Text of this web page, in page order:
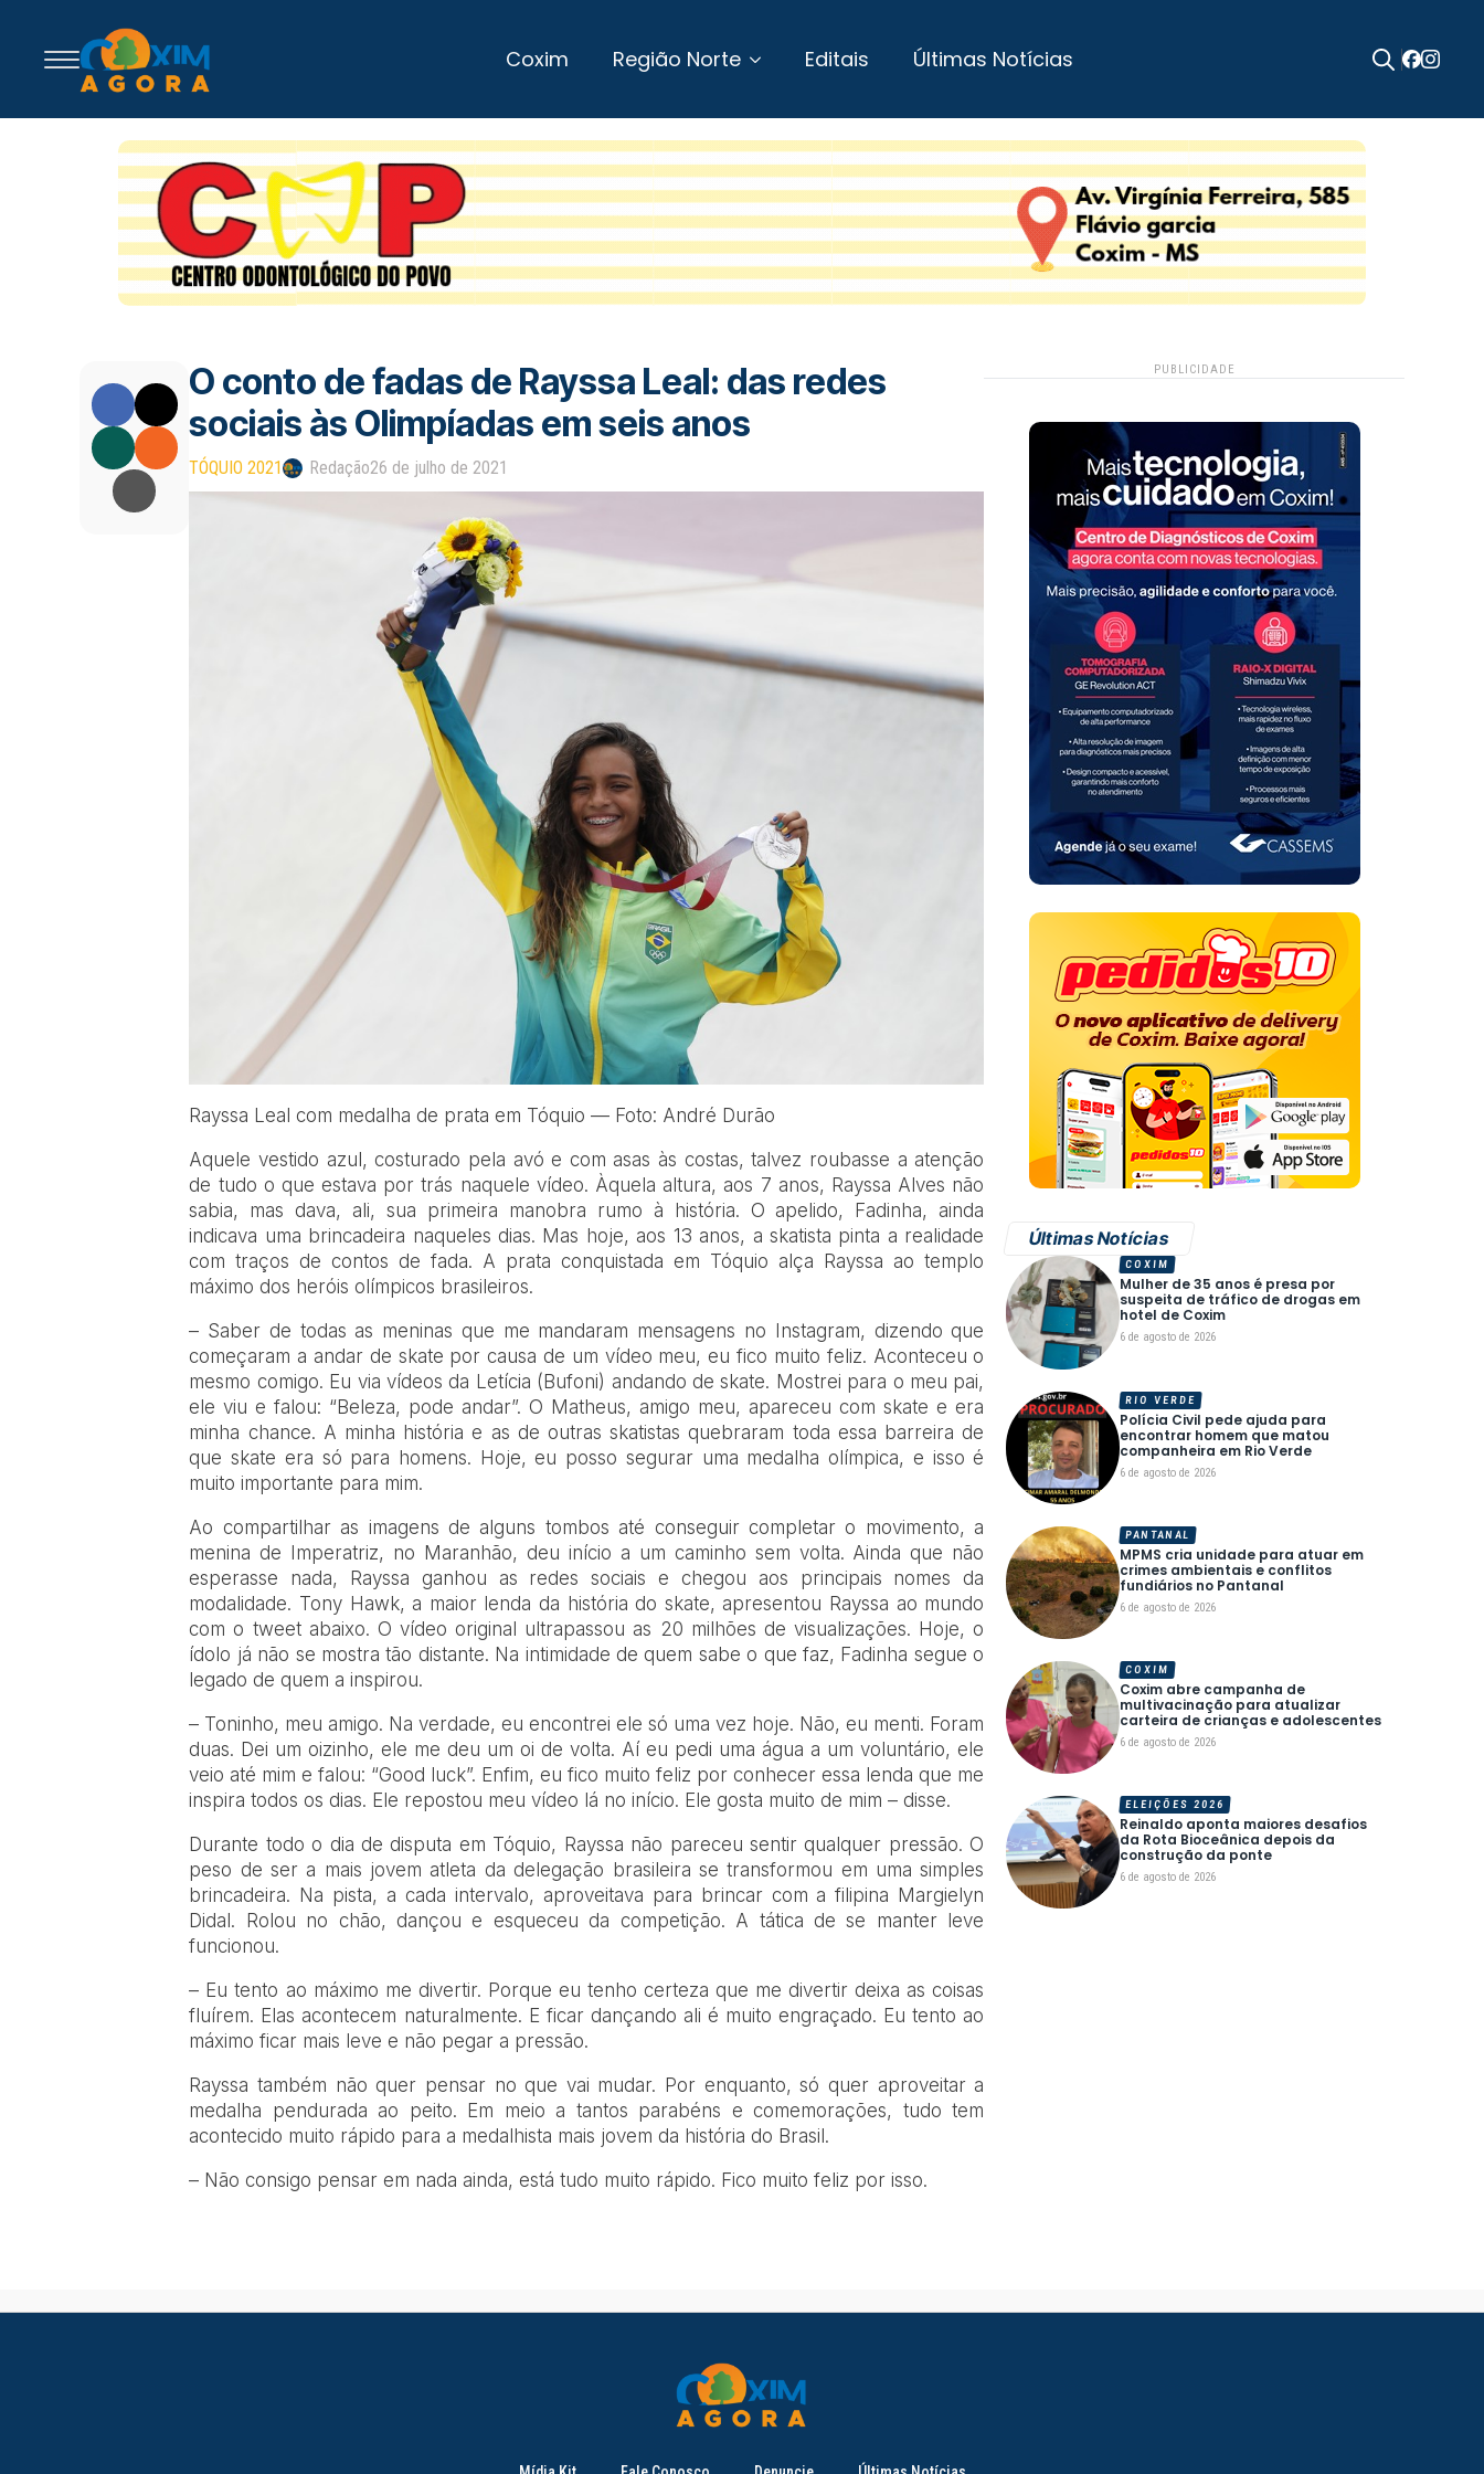
Coxim Região Norte Editais Últimas Notícias
O conto de fadas de Rayssa Leal: das redes
sociais às Olimpíadas em seis anos
TÓQUIO 2021 Redação26 de julho de 2021
Rayssa Leal com medalha de prata em Tóquio — Foto: André Durão
Aquele vestido azul, costurado pela avó e com asas às costas, talvez roubasse a atenção
de tudo o que estava por trás naquele vídeo. Àquela altura, aos 7 anos, Rayssa Alves não
sabia, mas dava, ali, sua primeira manobra rumo à história. O apelido, Fadinha, ainda
indicava uma brincadeira naqueles dias. Mas hoje, aos 13 anos, a skatista pinta a realidade
com traços de contos de fada. A prata conquistada em Tóquio alça Rayssa ao templo
máximo dos heróis olímpicos brasileiros.
– Saber de todas as meninas que me mandaram mensagens no Instagram, dizendo que
começaram a andar de skate por causa de um vídeo meu, eu fico muito feliz. Aconteceu o
mesmo comigo. Eu via vídeos da Letícia (Bufoni) andando de skate. Mostrei para o meu pai,
ele viu e falou: “Beleza, pode andar”. O Matheus, amigo meu, apareceu com skate e era
minha chance. A minha história e as de outras skatistas quebraram toda essa barreira de
que skate era só para homens. Hoje, eu posso segurar uma medalha olímpica, e isso é
muito importante para mim.
Ao compartilhar as imagens de alguns tombos até conseguir completar o movimento, a
menina de Imperatriz, no Maranhão, deu início a um caminho sem volta. Ainda que não
esperasse nada, Rayssa ganhou as redes sociais e chegou aos principais nomes da
modalidade. Tony Hawk, a maior lenda da história do skate, apresentou Rayssa ao mundo
com o tweet abaixo. O vídeo original ultrapassou as 20 milhões de visualizações. Hoje, o
ídolo já não se mostra tão distante. Na intimidade de quem sabe o que faz, Fadinha segue o
legado de quem a inspirou.
– Toninho, meu amigo. Na verdade, eu encontrei ele só uma vez hoje. Não, eu menti. Foram
duas. Dei um oizinho, ele me deu um oi de volta. Aí eu pedi uma água a um voluntário, ele
veio até mim e falou: “Good luck”. Enfim, eu fico muito feliz por conhecer essa lenda que me
inspira todos os dias. Ele repostou meu vídeo lá no início. Ele gosta muito de mim – disse.
Durante todo o dia de disputa em Tóquio, Rayssa não pareceu sentir qualquer pressão. O
peso de ser a mais jovem atleta da delegação brasileira se transformou em uma simples
brincadeira. Na pista, a cada intervalo, aproveitava para brincar com a filipina Margielyn
Didal. Rolou no chão, dançou e esqueceu da competição. A tática de se manter leve
funcionou.
– Eu tento ao máximo me divertir. Porque eu tenho certeza que me divertir deixa as coisas
fluírem. Elas acontecem naturalmente. E ficar dançando ali é muito engraçado. Eu tento ao
máximo ficar mais leve e não pegar a pressão.
Rayssa também não quer pensar no que vai mudar. Por enquanto, só quer aproveitar a
medalha pendurada ao peito. Em meio a tantos parabéns e comemorações, tudo tem
acontecido muito rápido para a medalhista mais jovem da história do Brasil.
– Não consigo pensar em nada ainda, está tudo muito rápido. Fico muito feliz por isso.
PUBLICIDADE
Últimas Notícias
Mulher de 35 anos é presa por
suspeita de tráfico de drogas em
hotel de Coxim
6 de agosto de 2026
COXIM
Polícia Civil pede ajuda para
encontrar homem que matou
companheira em Rio Verde
6 de agosto de 2026
RIO VERDE
MPMS cria unidade para atuar em
crimes ambientais e conflitos
fundiários no Pantanal
6 de agosto de 2026
PANTANAL
Coxim abre campanha de
multivacinação para atualizar
carteira de crianças e adolescentes
6 de agosto de 2026
COXIM
Reinaldo aponta maiores desafios
da Rota Bioceânica depois da
construção da ponte
6 de agosto de 2026
ELEIÇÕES 2026